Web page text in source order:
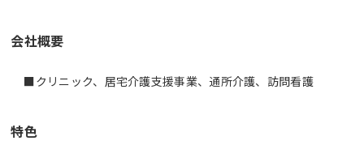
会社概要
■クリニック、居宅介護支援事業、通所介護、訪問看護
特色